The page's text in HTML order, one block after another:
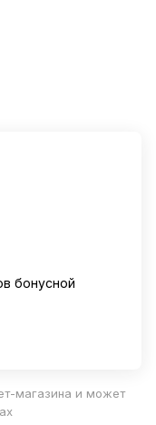
бонусной
магазина и может